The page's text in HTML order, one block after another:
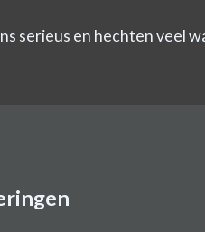
en hechten veel